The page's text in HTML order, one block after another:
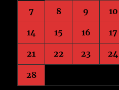
7 8 9 10
14 15 16 17
21 22 23 24
28